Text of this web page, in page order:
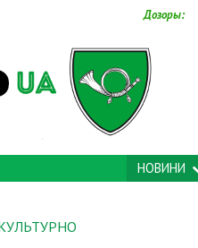
Дозоры:
НОВИНИ